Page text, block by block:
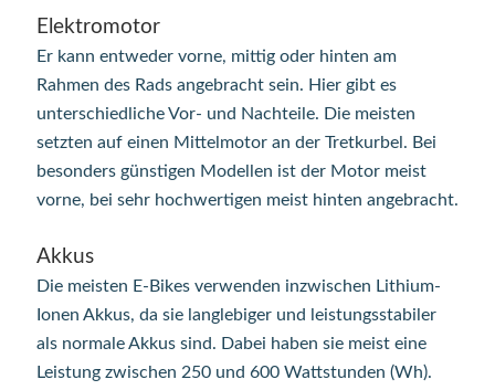
Elektromotor
Er kann entweder vorne, mittig oder hinten am
Rahmen des Rads angebracht sein. Hier gibt es
unterschiedliche Vor- und Nachteile. Die meisten
setzten auf einen Mittelmotor an der Tretkurbel. Bei
besonders günstigen Modellen ist der Motor meist
vorne, bei sehr hochwertigen meist hinten angebracht.
Akkus
Die meisten E-Bikes verwenden inzwischen Lithium-
Ionen Akkus, da sie langlebiger und leistungsstabiler
als normale Akkus sind. Dabei haben sie meist eine
Leistung zwischen 250 und 600 Wattstunden (Wh).